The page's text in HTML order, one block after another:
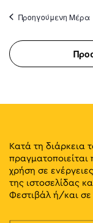
Προηγούμενη Μέρα
Κατά τη διάρκεια
χρήση σε
της ιστοσελίδας
Φεστιβάλ ή/και σε